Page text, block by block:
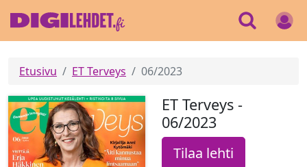
Etusivu ET Terveys 06/2023
ET Terveys -
06/2023
Tilaa lehti